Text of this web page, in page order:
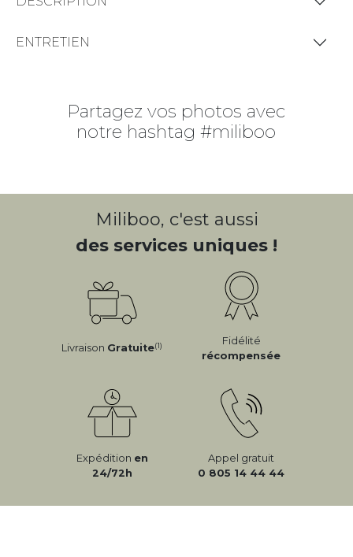
ENTRETIEN
Partagez vos photos avec
notre hashtag #miliboo
Miliboo, c'est aussi
des services uniques !
Livraison Gratuite(1)
Fidélité
récompensée
Expédition en
24/72h
Appel gratuit
0 805 14 44 44